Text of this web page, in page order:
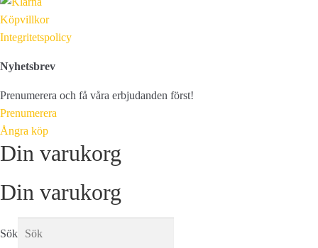
Köpvillkor
Integritetspolicy
Nyhetsbrev
Prenumerera och få våra erbjudanden först!
Prenumerera
Ångra köp
Din varukorg
Din varukorg
Sök